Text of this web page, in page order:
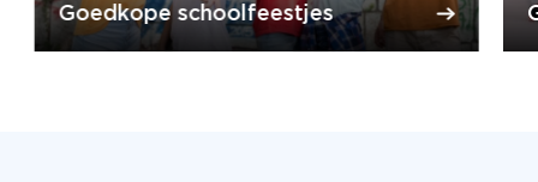
Goedkope schoolfeestjes